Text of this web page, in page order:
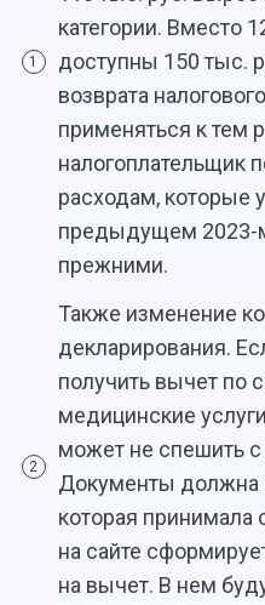
1
категории. Вместо
доступны 150 тыс.
возврата
применяться к тем
налогоплательщик
расходам, которые
предыдущем 2023-
прежними.
2
Также изменение
декларирования.
получить вычет по
медицинские
может не спешить
Документы должна
которая принимала
на сайте
на вычет. В нем